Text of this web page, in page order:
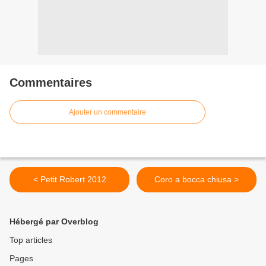
Commentaires
Ajouter un commentaire
< Petit Robert 2012 Coro a bocca chiusa >
Hébergé par Overblog
Top articles
Pages